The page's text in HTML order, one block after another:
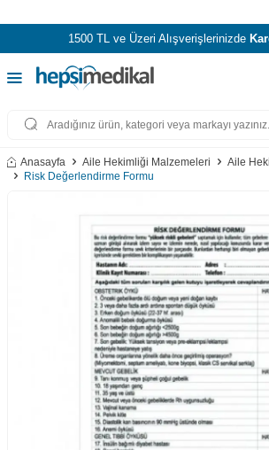
1500 TL ve Üzeri Alışverişlerinizde
Anasayfa Aile Hekimliği Malzemeleri
Aile
Risk Değerlendirme Formu